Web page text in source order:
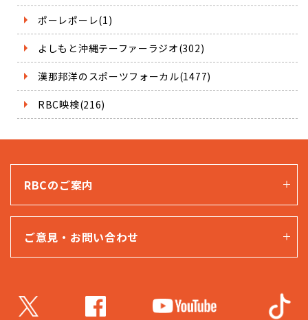
ポーレポーレ(1)
よしもと沖縄テーファーラジオ(302)
漢那邦洋のスポーツフォーカル(1477)
RBC映検(216)
RBCのご案内
ご意見・お問い合わせ